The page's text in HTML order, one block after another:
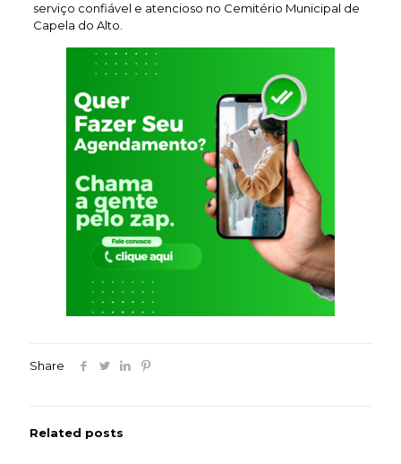
serviço confiável e atencioso no Cemitério Municipal de
Capela do Alto.
Share
Related posts